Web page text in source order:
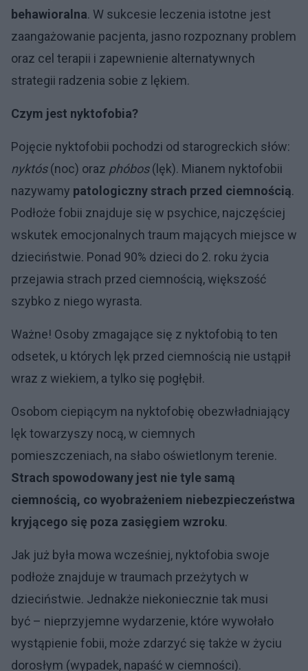
behawioralna. W sukcesie leczenia istotne jest
zaangażowanie pacjenta, jasno rozpoznany problem
oraz cel terapii i zapewnienie alternatywnych
strategii radzenia sobie z lękiem.
Czym jest nyktofobia?
Pojęcie nyktofobii pochodzi od starogreckich słów:
nyktós(noc) oraz phóbos(lęk). Mianem nyktofobii
nazywamy patologiczny strach przed ciemnością.
Podłoże fobii znajduje się w psychice, najczęściej
wskutek emocjonalnych traum mających miejsce w
dzieciństwie. Ponad 90% dzieci do 2. roku życia
przejawia strach przed ciemnością, większość
szybko z niego wyrasta.
Ważne! Osoby zmagające się z nyktofobią to ten
odsetek, u których lęk przed ciemnością nie ustąpił
wraz z wiekiem, a tylko się pogłębił.
Osobom ciepiącym na nyktofobię obezwładniający
lęk towarzyszy nocą, w ciemnych
pomieszczeniach, na słabo oświetlonym terenie.
Strach spowodowany jest nie tyle samą
ciemnością, co wyobrażeniem niebezpieczeństwa
kryjącego się poza zasięgiem wzroku.
Jak już była mowa wcześniej, nyktofobia swoje
podłoże znajduje w traumach przeżytych w
dzieciństwie. Jednakże niekoniecznie tak musi
być – nieprzyjemne wydarzenie, które wywołało
wystąpienie fobii, może zdarzyć się także w życiu
dorosłym (wypadek, napaść w ciemności).